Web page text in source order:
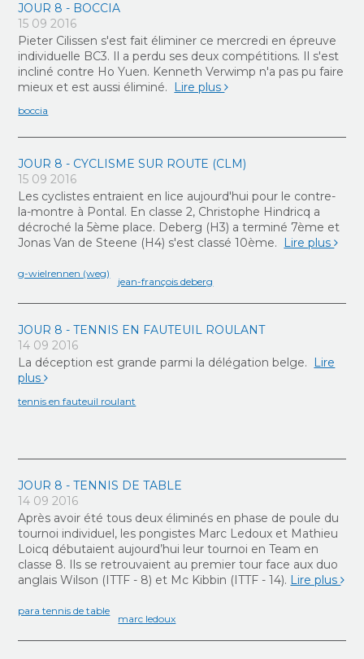
JOUR 8 - BOCCIA
15 09 2016
Pieter Cilissen s'est fait éliminer ce mercredi en épreuve
individuelle BC3. Il a perdu ses deux compétitions. Il s'est
incliné contre Ho Yuen. Kenneth Verwimp n'a pas pu faire
mieux et est aussi éliminé. Lire plus
boccia
JOUR 8 - CYCLISME SUR ROUTE (CLM)
15 09 2016
Les cyclistes entraient en lice aujourd'hui pour le contre-
la-montre à Pontal. En classe 2, Christophe Hindricq a
décroché la 5ème place. Deberg (H3) a terminé 7ème et
Jonas Van de Steene (H4) s'est classé 10ème. Lire plus
g-wielrennen (weg)
jean-françois deberg
JOUR 8 - TENNIS EN FAUTEUIL ROULANT
14 09 2016
La déception est grande parmi la délégation belge. Lire
plus
tennis en fauteuil roulant
JOUR 8 - TENNIS DE TABLE
14 09 2016
Après avoir été tous deux éliminés en phase de poule du
tournoi individuel, les pongistes Marc Ledoux et Mathieu
Loicq débutaient aujourd’hui leur tournoi en Team en
classe 8. Ils se retrouvaient au premier tour face aux duo
anglais Wilson (ITTF - 8) et Mc Kibbin (ITTF - 14). Lire plus
para tennis de table
marc ledoux